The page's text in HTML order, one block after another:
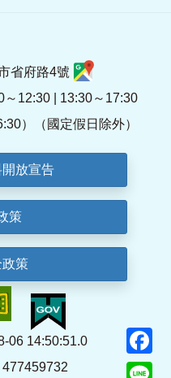
省府路4號
12:30 | 13:30～17:30
）（國定假日除外）
放宣告
策
策
06 14:50:51.0